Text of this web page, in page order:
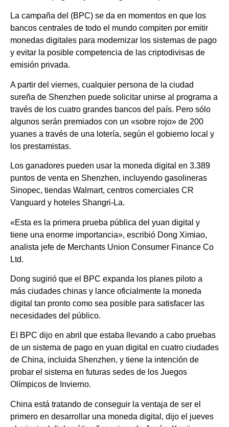
La campaña del (BPC) se da en momentos en que los
bancos centrales de todo el mundo compiten por emitir
monedas digitales para modernizar los sistemas de pago
y evitar la posible competencia de las criptodivisas de
emisión privada.
A partir del viernes, cualquier persona de la ciudad
sureña de Shenzhen puede solicitar unirse al programa a
través de los cuatro grandes bancos del país. Pero sólo
algunos serán premiados con un «sobre rojo» de 200
yuanes a través de una lotería, según el gobierno local y
los prestamistas.
Los ganadores pueden usar la moneda digital en 3.389
puntos de venta en Shenzhen, incluyendo gasolineras
Sinopec, tiendas Walmart, centros comerciales CR
Vanguard y hoteles Shangri-La.
«Esta es la primera prueba pública del yuan digital y
tiene una enorme importancia», escribió Dong Ximiao,
analista jefe de Merchants Union Consumer Finance Co
Ltd.
Dong sugirió que el BPC expanda los planes piloto a
más ciudades chinas y lance oficialmente la moneda
digital tan pronto como sea posible para satisfacer las
necesidades del público.
El BPC dijo en abril que estaba llevando a cabo pruebas
de un sistema de pago en yuan digital en cuatro ciudades
de China, incluida Shenzhen, y tiene la intención de
probar el sistema en futuras sedes de los Juegos
Olímpicos de Invierno.
China está tratando de conseguir la ventaja de ser el
primero en desarrollar una moneda digital, dijo el jueves